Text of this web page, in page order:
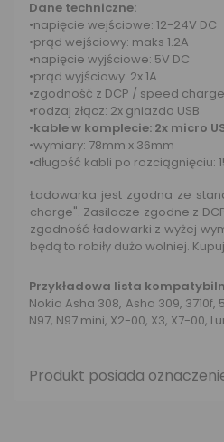
Dane techniczne:
•napięcie wejściowe: 12-24V DC
•prąd wejściowy: maks 1.2A
•napięcie wyjściowe: 5V DC
•prąd wyjściowy: 2x 1A
•zgodność z DCP / speed
•rodzaj złącz: 2x gniazdo USB
•kable w komplecie: 2x micro
•wymiary: 78mm x 36mm
•długość kabli po rozciągnięciu:
Ładowarka jest zgodna ze
charge". Zasilacze zgodne z
zgodność ładowarki z wyżej
będą to robiły dużo wolniej.
Przykładowa lista
Nokia Asha 308, Asha 309, 3710f,
N97, N97 mini, X2-00, X3, X7-00,
Produkt posiada